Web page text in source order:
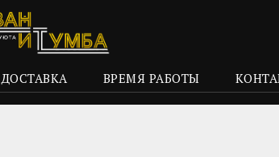
ДОСТАВКА ВРЕМЯ РАБОТЫ